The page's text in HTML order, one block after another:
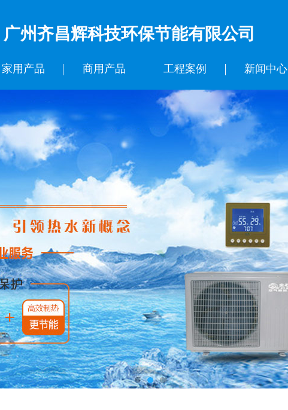
广州齐昌辉科技环保节能有限公司
家用产品 商用产品 工程案例 新闻中心